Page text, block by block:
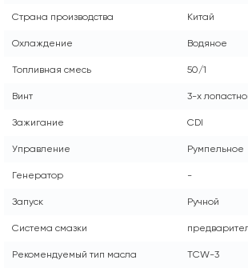
Страна производства Китай
Охлаждение Водяное
Топливная смесь 50/1
Винт 3-х
Зажигание CDI
Управление Румпельное
Генератор -
Запуск Ручной
Система смазки
Рекомендуемый тип масла TCW-3